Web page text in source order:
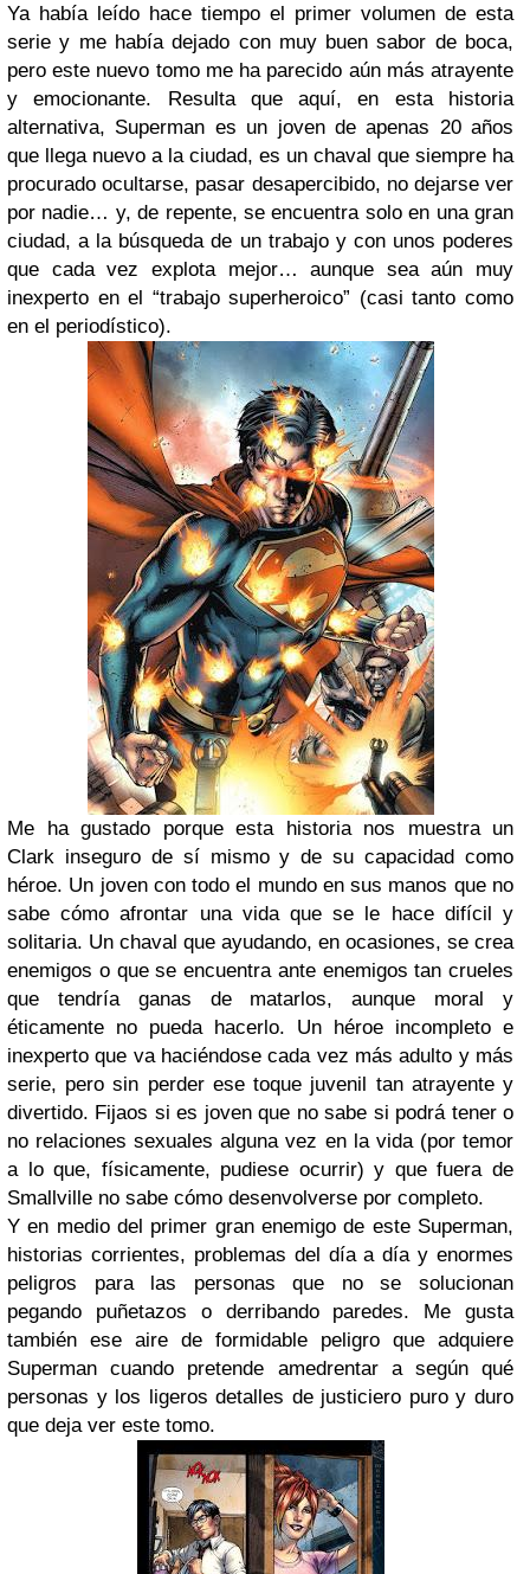
Ya había leído hace tiempo el primer volumen de esta
serie y me había dejado con muy buen sabor de boca,
pero este nuevo tomo me ha parecido aún más atrayente
y emocionante. Resulta que aquí, en esta historia
alternativa, Superman es un joven de apenas 20 años
que llega nuevo a la ciudad, es un chaval que siempre ha
procurado ocultarse, pasar desapercibido, no dejarse ver
por nadie… y, de repente, se encuentra solo en una gran
ciudad, a la búsqueda de un trabajo y con unos poderes
que cada vez explota mejor… aunque sea aún muy
inexperto en el “trabajo superheroico” (casi tanto como
en el periodístico).
Me ha gustado porque esta historia nos muestra un
Clark inseguro de sí mismo y de su capacidad como
héroe. Un joven con todo el mundo en sus manos que no
sabe cómo afrontar una vida que se le hace difícil y
solitaria. Un chaval que ayudando, en ocasiones, se crea
enemigos o que se encuentra ante enemigos tan crueles
que tendría ganas de matarlos, aunque moral y
éticamente no pueda hacerlo. Un héroe incompleto e
inexperto que va haciéndose cada vez más adulto y más
serie, pero sin perder ese toque juvenil tan atrayente y
divertido. Fijaos si es joven que no sabe si podrá tener o
no relaciones sexuales alguna vez en la vida (por temor
a lo que, físicamente, pudiese ocurrir) y que fuera de
Smallville no sabe cómo desenvolverse por completo.
Y en medio del primer gran enemigo de este Superman,
historias corrientes, problemas del día a día y enormes
peligros para las personas que no se solucionan
pegando puñetazos o derribando paredes. Me gusta
también ese aire de formidable peligro que adquiere
Superman cuando pretende amedrentar a según qué
personas y los ligeros detalles de justiciero puro y duro
que deja ver este tomo.